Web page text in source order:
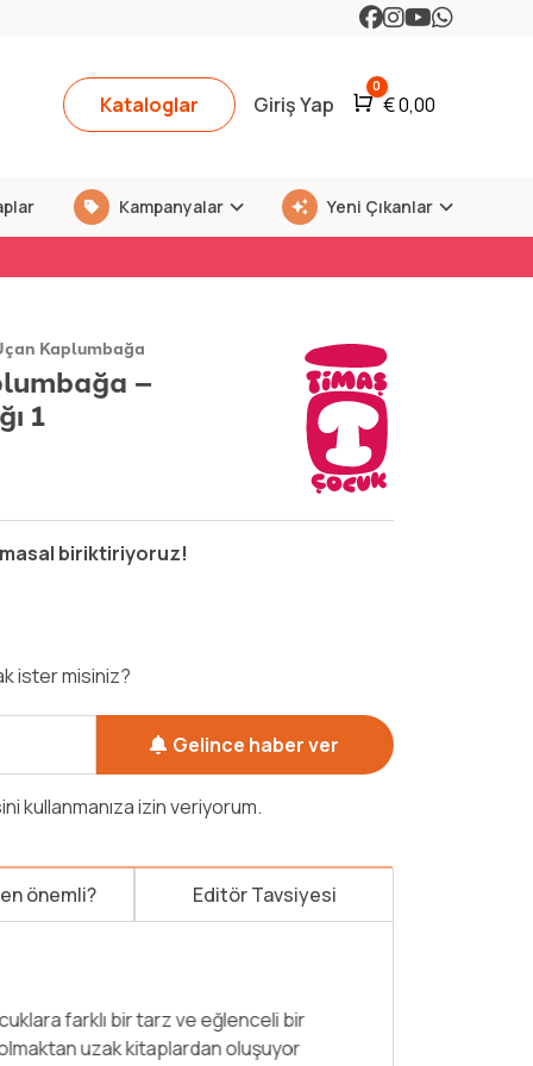
Kataloglar Giriş Yap Araba
0
€0,00
Kampanyalar Yeni Çıkanlar
Kaplumbağa
–
1
biriktiriyoruz!
ister misiniz?
Gelince haber ver
kullanmanıza izin veriyorum.
önemli? Editör Tavsiyesi
masalın içinde olabileceğini hiç
Kralı” dedesinin masal içinde masal